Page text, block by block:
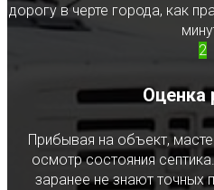
дорогу в черте города, как
2
Оценка
Прибывая на объект,
осмотр состояния
заранее не знают точных